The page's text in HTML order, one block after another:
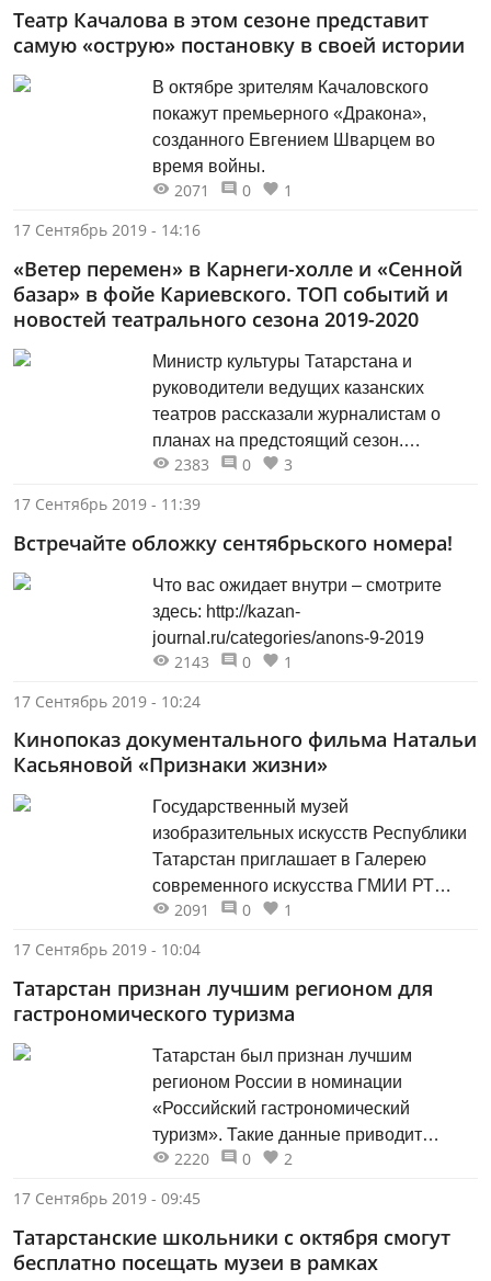
участники курсов – незрячие и
слабовидящие реабилитанты,
представители средств массовой
информации.
Театр Качалова в этом сезоне представит
самую «острую» постановку в своей истории
В октябре зрителям Качаловского
покажут премьерного «Дракона»,
созданного Евгением Шварцем во
время войны.
2071 0
1
17 Сентябрь 2019 - 14:16
«Ветер перемен» в Карнеги-холле и «Сенной
базар» в фойе Кариевского. ТОП событий и
новостей театрального сезона 2019-2020
Министр культуры Татарстана и
руководители ведущих казанских
театров рассказали журналистам о
планах на предстоящий сезон.
Общение с прессой проходило в
Редакция «Казани» составила
новостей мира театральных
подмостков нашего города и не
только.
2383 0
3
17 Сентябрь 2019 - 11:39
Встречайте обложку сентябрьского номера!
Что вас ожидает внутри – смотрите
здесь: http://kazan-
journal.ru/categories/anons-9-2019
2143 0
1
17 Сентябрь 2019 - 10:24
Кинопоказ документального фильма Натальи
Касьяновой «Признаки жизни»
Государственный музей
изобразительных искусств Республики
Татарстан приглашает в Галерею
современного искусства ГМИИ РТ
(Казань, ул. Карла Маркса, 57) 19
Натальи Касьяновой «Признаки
жизни» (лекторий ГСИ, 3 этаж).
2091 0
1
17 Сентябрь 2019 - 10:04
Татарстан признан лучшим регионом для
гастрономического туризма
Татарстан был признан лучшим
регионом России в номинации
«Российский гастрономический
туризм». Такие данные приводит
портал Турстат со ссылкой на премию
2220 0
2
17 Сентябрь 2019 - 09:45
Татарстанские школьники с октября смогут
бесплатно посещать музеи в рамках